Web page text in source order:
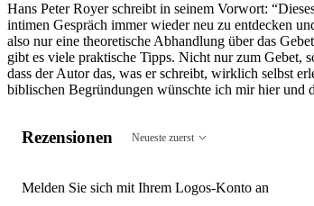
Hans Peter Royer schreibt in seinem Vorwort:
intimen Gespräch immer wieder neu zu entdecken
also nur eine theoretische Abhandlung über das
gibt es viele praktische Tipps. Nicht nur zum Gebet,
dass der Autor das, was er schreibt, wirklich selbst
biblischen Begründungen wünschte ich mir hier und
Rezensionen Neueste zuerst
Melden Sie sich mit Ihrem Logos-Konto an